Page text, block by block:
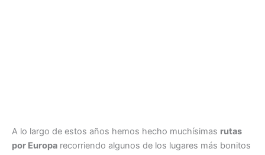
A lo largo de estos años hemos hecho muchísimas rutas
por Europa recorriendo algunos de los lugares más bonitos